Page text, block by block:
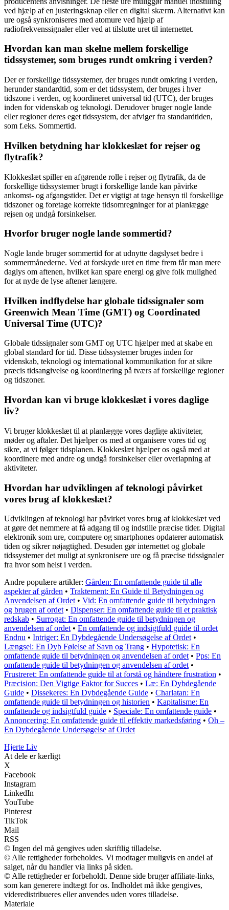
ved hjælp af en justeringsknap eller en digital skærm. Alternativt kan
ure også synkroniseres med atomure ved hjælp af
radiofrekvenssignaler eller ved at tilslutte uret til internettet.
Hvordan kan man skelne mellem forskellige
tidssystemer, som bruges rundt omkring i verden?
Der er forskellige tidssystemer, der bruges rundt omkring i verden,
herunder standardtid, som er det tidssystem, der bruges i hver
tidszone i verden, og koordineret universal tid (UTC), der bruges
inden for videnskab og teknologi. Derudover bruger nogle lande
eller regioner deres eget tidssystem, der afviger fra standardtiden,
som f.eks. Sommertid.
Hvilken betydning har klokkeslæt for rejser og
flytrafik?
Klokkeslæt spiller en afgørende rolle i rejser og flytrafik, da de
forskellige tidssystemer brugt i forskellige lande kan påvirke
ankomst- og afgangstider. Det er vigtigt at tage hensyn til forskellige
tidszoner og foretage korrekte tidsomregninger for at planlægge
rejsen og undgå forsinkelser.
Hvorfor bruger nogle lande sommertid?
Nogle lande bruger sommertid for at udnytte dagslyset bedre i
sommermånederne. Ved at forskyde uret en time frem får man mere
daglys om aftenen, hvilket kan spare energi og give folk mulighed
for at nyde de lyse aftener længere.
Hvilken indflydelse har globale tidssignaler som
Greenwich Mean Time (GMT) og Coordinated
Universal Time (UTC)?
Globale tidssignaler som GMT og UTC hjælper med at skabe en
global standard for tid. Disse tidssystemer bruges inden for
videnskab, teknologi og international kommunikation for at sikre
præcis tidsangivelse og koordinering på tværs af forskellige regioner
og tidszoner.
Hvordan kan vi bruge klokkeslæt i vores daglige
liv?
Vi bruger klokkeslæt til at planlægge vores daglige aktiviteter,
møder og aftaler. Det hjælper os med at organisere vores tid og
sikre, at vi følger tidsplanen. Klokkeslæt hjælper os også med at
koordinere med andre og undgå forsinkelser eller overlapning af
aktiviteter.
Hvordan har udviklingen af ​​teknologi påvirket
vores brug af klokkeslæt?
Udviklingen af ​​teknologi har påvirket vores brug af klokkeslæt ved
at gøre det nemmere at få adgang til og indstille præcise tider. Digital
elektronik som ure, computere og smartphones opdaterer automatisk
tiden og sikrer nøjagtighed. Desuden gør internettet og globale
tidssystemer det muligt at synkronisere ure og få præcise tidssignaler
fra hvor som helst i verden.
Andre populære artikler: Gården: En omfattende guide til alle
aspekter af gården • Traktement: En Guide til Betydningen og
Anvendelsen af Ordet • Vid: En omfattende guide til betydningen
og brugen af ordet • Dispenser: En omfattende guide til et praktisk
redskab • Surrogat: En omfattende guide til betydningen og
anvendelsen af ordet • En omfattende og indsigtfuld guide til ordet
Endnu • Intriger: En Dybdegående Undersøgelse af Ordet •
Længsel: En Dyb Følelse af Savn og Trang • Hypotetisk: En
omfattende guide til betydningen og anvendelsen af ordet • Pps: En
omfattende guide til betydningen og anvendelsen af ordet •
Frustreret: En omfattende guide til at forstå og håndtere frustration •
Præcision: Den Vigtige Faktor for Succes • Læ: En Dybdegående
Guide • Dissekeres: En Dybdegående Guide • Charlatan: En
omfattende guide til betydningen og historien • Kapitalisme: En
omfattende og indsigtfuld guide • Speciale: En omfattende guide •
Annoncering: En omfattende guide til effektiv markedsføring • Oh –
En Dybdegående Undersøgelse af Ordet
Hjerte Liv
At dele er kærligt
X
Facebook
Instagram
LinkedIn
YouTube
Pinterest
TikTok
Mail
RSS
© Ingen del må gengives uden skriftlig tilladelse.
© Alle rettigheder forbeholdes. Vi modtager muligvis en andel af
salget, når du handler via links på siden.
© Alle rettigheder er forbeholdt. Denne side bruger affiliate-links,
som kan generere indtægt for os. Indholdet må ikke gengives,
videredistribueres eller anvendes uden vores tilladelse.
Materiale